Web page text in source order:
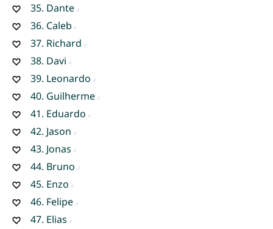
35. Dante
36. Caleb
37. Richard
38. Davi
39. Leonardo
40. Guilherme
41. Eduardo
42. Jason
43. Jonas
44. Bruno
45. Enzo
46. Felipe
47. Elias